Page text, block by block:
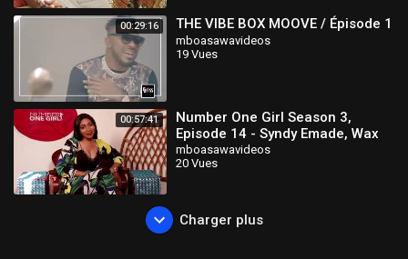
00:29:16 THE VIBE BOX MOOVE / Épisode 1
mboasawavideos
19 Vues
00:57:41
Number One Girl Season 3,
Episode 14 - Syndy Emade, Wax
Dey, Alphabetter, NAdia Ewande
mboasawavideos
20 Vues
Charger plus